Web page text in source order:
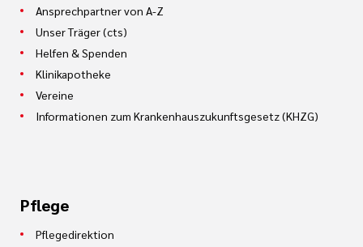
Ansprechpartner von A-Z
Unser Träger (cts)
Helfen & Spenden
Klinikapotheke
Vereine
Informationen zum Krankenhauszukunftsgesetz (KHZG)
Pflege
Pflegedirektion